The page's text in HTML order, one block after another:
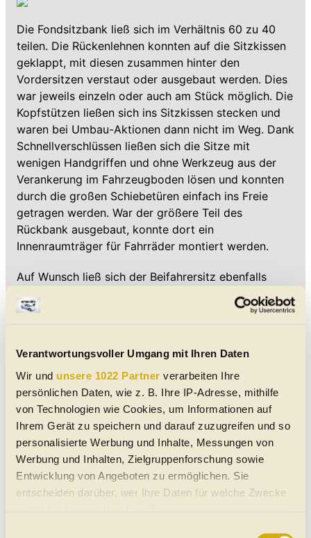
Verantwortungsvoller Umgang mit Ihren Daten
Wir und unsere 1022 Partner verarbeiten Ihre
persönlichen Daten, wie z. B. Ihre IP-Adresse, mithilfe
von Technologien wie Cookies, um Informationen auf
Ihrem Gerät zu speichern und darauf zuzugreifen und so
personalisierte Werbung und Inhalte, Messungen von
Werbung und Inhalten, Zielgruppenforschung sowie
Entwicklung von Angeboten zu ermöglichen. Sie
entscheiden darüber, wer Ihre Daten für welche Zwecke
Die Fondsitzbank ließ sich im Verhältnis 60 zu 40
teilen. Die Rückenlehnen konnten auf die Sitzkissen
geklappt, mit diesen zusammen hinter den
Vordersitzen verstaut oder ausgebaut werden. Dies
war jeweils einzeln oder auch am Stück möglich. Die
Kopfstützen ließen sich ins Sitzkissen stecken und
waren bei Umbau-Aktionen dann nicht im Weg. Dank
Schnellverschlüssen ließen sich die Sitze mit
wenigen Handgriffen und ohne Werkzeug aus der
Verankerung im Fahrzeugboden lösen und konnten
durch die großen Schiebetüren einfach ins Freie
getragen werden. War der größere Teil des
Rückbank ausgebaut, konnte dort ein
Innenraumträger für Fahrräder montiert werden.
Auf Wunsch ließ sich der Beifahrersitz ebenfalls
demontieren. Dann maß der Laderaum an dieser
Stelle zwischen Heckklappe und Stirnwand
seine Lehne auf das Sitzkissen geklappt, standen
dort Aussparungen für Getränkedosen bereit. Für die
hinterste Reihe waren auf Wunsch zwei spezielle
Kindersitze erhältlich. Auch sie ließen sich in Tisch-
Stellung klappen oder senkrecht vor die nächste
Sitzreihe falten.
Der Vaneo wurde ab Ende 2001 im Werk